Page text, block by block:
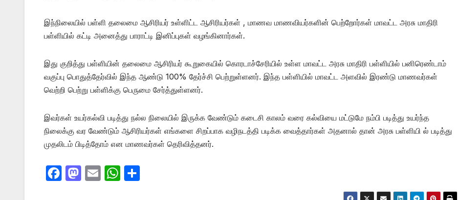
இந்நிலையில் பள்ளி தலைமை ஆசிரியர் உள்ளிட்ட ஆசிரியர்கள் , மாணவ மாணவியர்களின் பெற்றோர்கள் மாவட்ட அரசு மாதிரி
பள்ளியில் கட்டி அனைத்து பாராட்டி இனிப்புகள் வழங்கினார்கள்.
இது குறித்து பள்ளியின் தலைமை ஆசிரியர் கூறுகையில் கொரடாச்சேரியில் உள்ள மாவட்ட அரசு மாதிரி பள்ளியில் பனிரெண்டாம்
வகுப்பு பொதுத்தேர்வில் இந்த ஆண்டு 100% தேர்ச்சி பெற்றுள்ளனர். இந்த பள்ளியில் மாவட்ட அளவில் இரண்டு மாணவர்கள்
வெற்றி பெற்று பள்ளிக்கு பெருமை சேர்த்துள்ளனர்.
இவர்கள் உயர்கல்வி படித்து நல்ல நிலையில் இருக்க வேண்டும் கடைசி காலம் வரை கல்வியை மட்டுமே நம்பி படித்து உயர்ந்த
நிலைக்கு வர வேண்டும் ஆசிரியர்கள் எங்களை சிறப்பாக வழிநடத்தி படிக்க வைத்தார்கள் அதனால் தான் அரசு பள்ளியி ல் படித்து
முதலிடம் பிடித்தோம் என மாணவர்கள் தெரிவித்தனர்.
F
M E
W